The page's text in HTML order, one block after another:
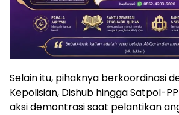
Selain itu, pihaknya berkoordinasi
Kepolisian, Dishub hingga Satpol-
aksi demontrasi saat pelantikan